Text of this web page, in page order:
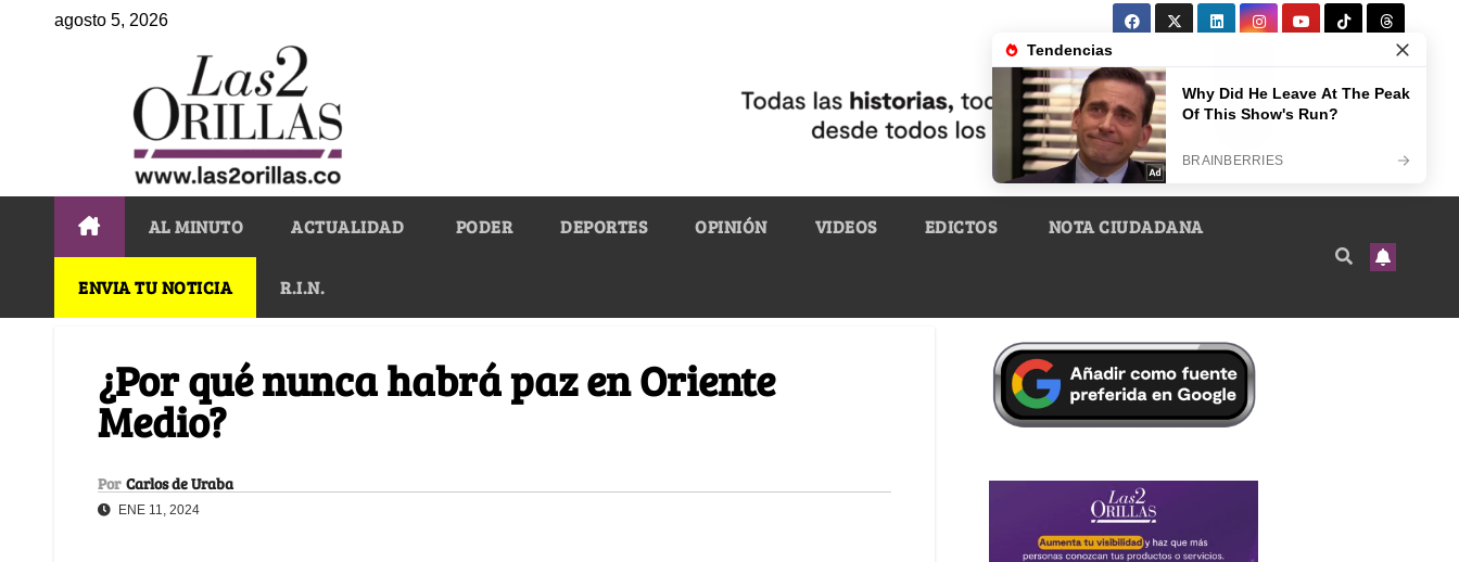
agosto 5, 2026
AL MINUTO ACTUALIDAD PODER DEPORTES OPINIÓN VIDEOS EDICTOS NOTA CIUDADANA
ENVIA TU NOTICIA R.I.N.
¿Por qué nunca habrá paz en Oriente
Medio?
Por Carlos de Uraba
ENE 11, 2024